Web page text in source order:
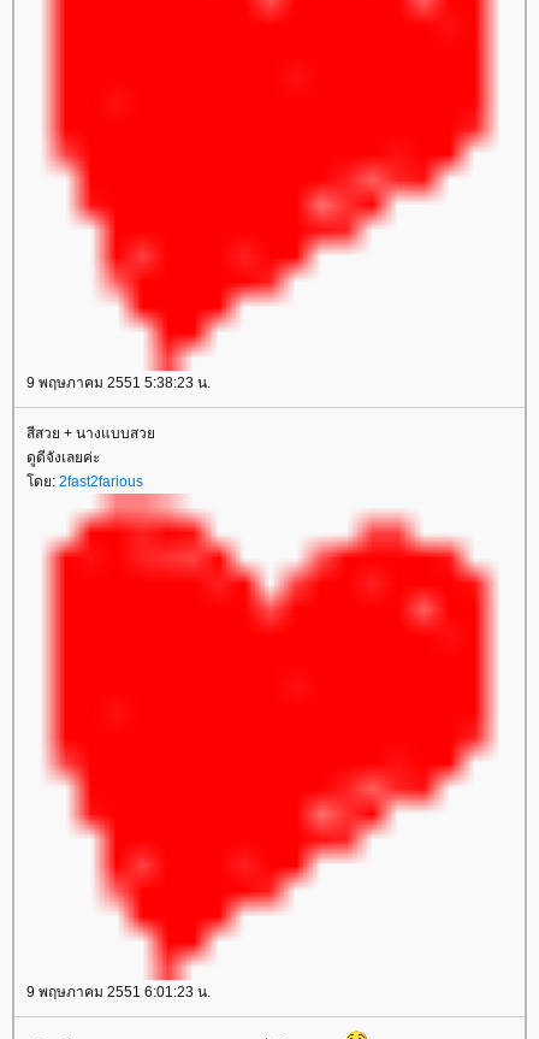
9 พฤษภาคม 2551 5:38:23 น.
สีสวย + นางแบบสว
ดูดีจังเลยค่ะ
ดย: 2fast2farious
9 พฤษภาคม 2551 6:01:23 น.